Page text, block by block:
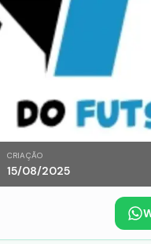
CRIAÇÃO
15/08/2025